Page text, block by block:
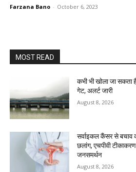
Farzana Bano - October 6, 2023
MOST READ
कभी भी खोला जा सकता
गेट, अलर्ट जारी
August 8, 2026
सर्वाइकल कैंसर से बचाव
छलांग, एचपीवी
जनसमर्थन
August 8, 2026